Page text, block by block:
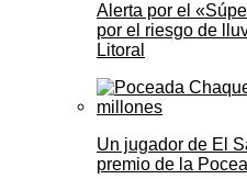
Alerta por el
por el riesgo de
Litoral
Un jugador de El
premio de la